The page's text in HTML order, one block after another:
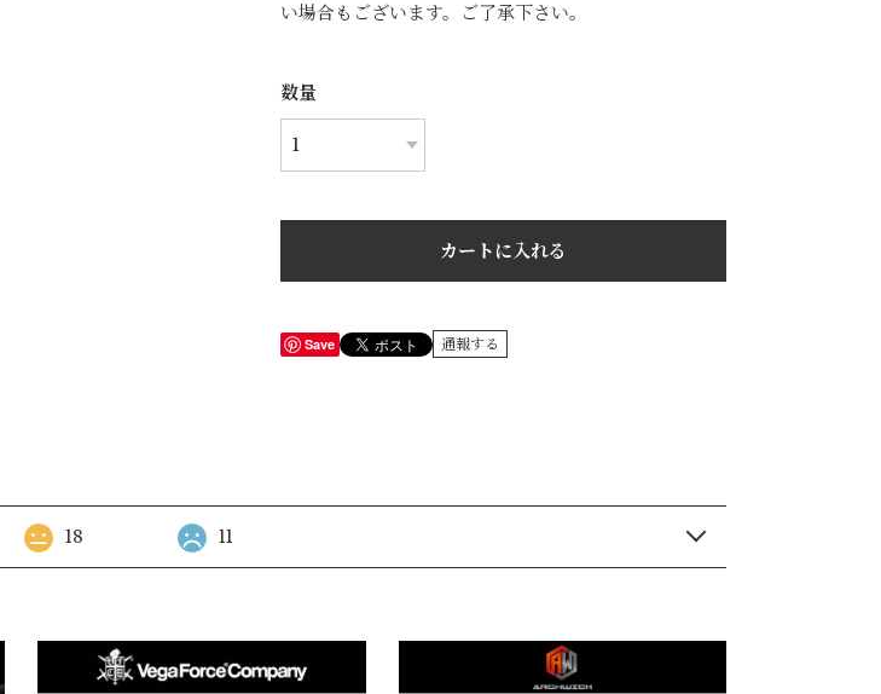
い場合もございます。ご了承下さい。
数量
カートに入れる
Save 通報する
18 11